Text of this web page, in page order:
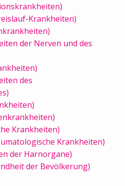
Krankheiten)
der Nerven und des
des
Krankheiten)
Krankheiten)
der Harnorgane)
der Bevölkerung)